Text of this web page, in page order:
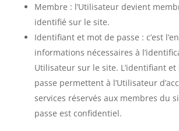
Membre : l’Utilisateur devient
identifié sur le site.
Identifiant et mot de passe : c’est
informations nécessaires à
Utilisateur sur le site. L’identifiant et
passe permettent à l’Utilisateur
services réservés aux membres du
passe est confidentiel.